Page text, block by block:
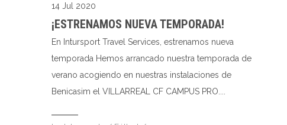
14 Jul 2020
¡ESTRENAMOS NUEVA TEMPORADA!
En Intursport Travel Services, estrenamos nueva
temporada Hemos arrancado nuestra temporada de
verano acogiendo en nuestras instalaciones de
Benicasim el VILLARREAL CF CAMPUS PRO....